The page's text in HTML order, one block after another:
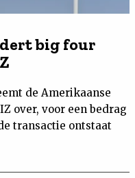
big four
de Amerikaanse
over, voor een bedrag
transactie ontstaat